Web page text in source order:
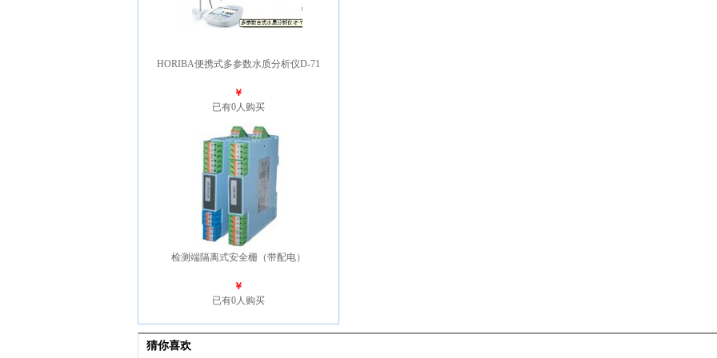
HORIBA便携式多参数水质分析仪D-71
￥
已有0人购买
检测端隔离式安全栅（带配电）
￥
已有0人购买
猜你喜欢